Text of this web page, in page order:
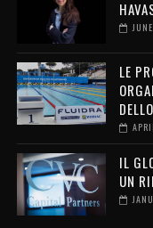
LE
IL
UN